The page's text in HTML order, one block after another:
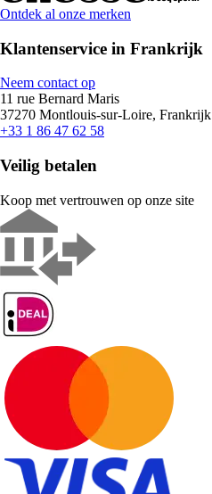
Ontdek al onze merken
Klantenservice in Frankrijk
Neem contact op
11 rue Bernard Maris
37270 Montlouis-sur-Loire, Frankrijk
+33 1 86 47 62 58
Veilig betalen
Koop met vertrouwen op onze site